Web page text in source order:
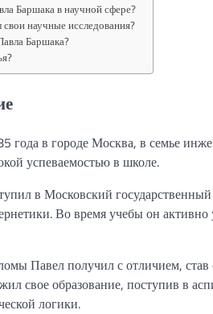
Баршака в научной сфере?
научные исследования?
Баршака?
в городе Москва, в семье
успеваемостью в школе.
в Московский
Во время учебы он
Павел получил с отличием,
свое образование, поступив в
логики.